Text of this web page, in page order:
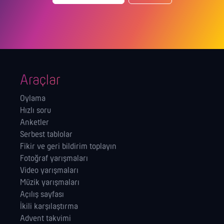
Araçlar
Oylama
Hızlı soru
Anketler
Serbest tablolar
Fikir ve geri bildirim toplayın
Fotoğraf yarışmaları
Video yarışmaları
Müzik yarışmaları
Açılış sayfası
İkili karşılaştırma
Advent takvimi